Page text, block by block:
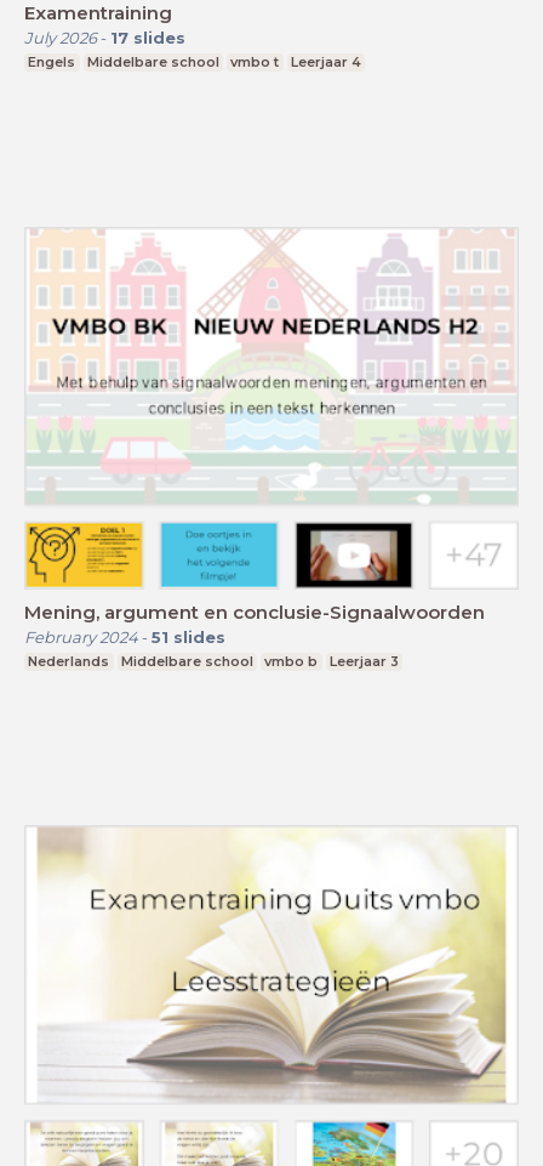
Examentraining
July 2026- 17 slides
Engels Middelbare school vmbo t Leerjaar 4
Mening, argument en conclusie-Signaalwoorden
February 2024- 51 slides
Nederlands Middelbare school vmbo b Leerjaar 3